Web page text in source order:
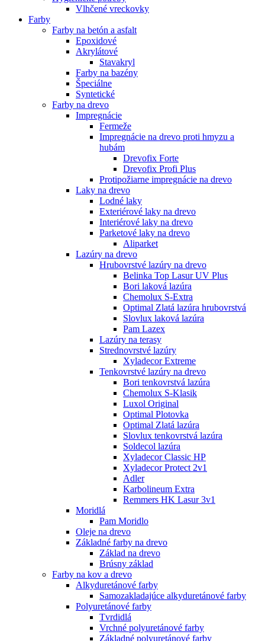
Vlhčené vreckovky
Farby
Farby na betón a asfalt
Epoxidové
Akrylátové
Stavakryl
Farby na bazény
Špeciálne
Syntetické
Farby na drevo
Impregnácie
Fermeže
Impregnácie na drevo proti hmyzu a
hubám
Drevofix Forte
Drevofix Profi Plus
Protipožiarne impregnácie na drevo
Laky na drevo
Lodné laky
Exteriérové laky na drevo
Interiérové laky na drevo
Parketové laky na drevo
Aliparket
Lazúry na drevo
Hrubovrstvé lazúry na drevo
Belinka Top Lasur UV Plus
Bori laková lazúra
Chemolux S-Extra
Optimal Zlatá lazúra hrubovrstvá
Slovlux laková lazúra
Pam Lazex
Lazúry na terasy
Strednovrstvé lazúry
Xyladecor Extreme
Tenkovrstvé lazúry na drevo
Bori tenkovrstvá lazúra
Chemolux S-Klasik
Luxol Original
Optimal Plotovka
Optimal Zlatá lazúra
Slovlux tenkovrstvá lazúra
Soldecol lazúra
Xyladecor Classic HP
Xyladecor Protect 2v1
Adler
Karbolineum Extra
Remmers HK Lasur 3v1
Moridlá
Pam Moridlo
Oleje na drevo
Základné farby na drevo
Základ na drevo
Brúsny základ
Farby na kov a drevo
Alkyduretánové farby
Samozakladajúce alkyduretánové farby
Polyuretánové farby
Tvrdidlá
Vrchné polyuretánové farby
Základné polyuretánové farby